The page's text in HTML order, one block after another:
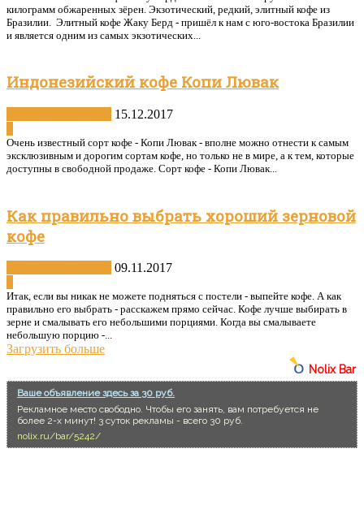
килограмм обжаренных зёрен. Экзотический, редкий, элитный кофе из
Бразилии. Элитный кофе Жаку Берд - пришёл к нам с юго-востока Бразилии
и является одним из самых экзотических...
Индонезийский кофе Копи Лювак
15.12.2017
Очень известный сорт кофе - Копи Лювак - вполне можно отнести к самым
эксклюзивным и дорогим сортам кофе, но только не в мире, а к тем, которые
доступны в свободной продаже. Сорт кофе - Копи Лювак...
Как правильно выбрать хороший зерновой
кофе
09.11.2017
Итак, если вы никак не можете подняться с постели - выпейте кофе. А как
правильно его выбрать - расскажем прямо сейчас. Кофе лучше выбирать в
зерне и смалывать его небольшими порциями. Когда вы смалываете
небольшую порцию -...
Загрузить больше
Nolix Bar
Ваше объявление здесь за 30 руб.
Рекламное место свободно. Чтобы его занять, вам потребуется не
более 2-х минут! 3 суток рекламы - всего 30 руб.
nolix.ru/bar/5242/